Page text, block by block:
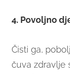
4. Povoljno
Čisti ga,
čuva zdravlje